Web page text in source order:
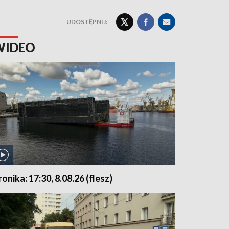
UDOSTĘPNIJ:
17:30, 8.08.26 (flesz)